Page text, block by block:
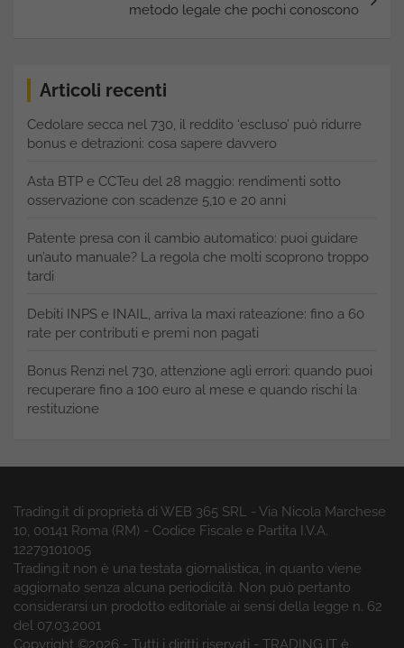
metodo legale che pochi conoscono
Articoli recenti
Cedolare secca nel 730, il reddito ‘escluso’ può ridurre
bonus e detrazioni: cosa sapere davvero
Asta BTP e CCTeu del 28 maggio: rendimenti sotto
osservazione con scadenze 5,10 e 20 anni
Patente presa con il cambio automatico: puoi guidare
un’auto manuale? La regola che molti scoprono troppo
tardi
Debiti INPS e INAIL, arriva la maxi rateazione: fino a 60
rate per contributi e premi non pagati
Bonus Renzi nel 730, attenzione agli errori: quando puoi
recuperare fino a 100 euro al mese e quando rischi la
restituzione
Trading.it di proprietà di WEB 365 SRL - Via Nicola Marchese
10, 00141 Roma (RM) - Codice Fiscale e Partita I.V.A.
12279101005
Trading.it non è una testata giornalistica, in quanto viene
aggiornato senza alcuna periodicità. Non può pertanto
considerarsi un prodotto editoriale ai sensi della legge n. 62
del 07.03.2001
Copyright ©2026 - Tutti i diritti riservati - TRADING.IT è